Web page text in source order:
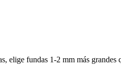
elige fundas 1-2 mm más grandes